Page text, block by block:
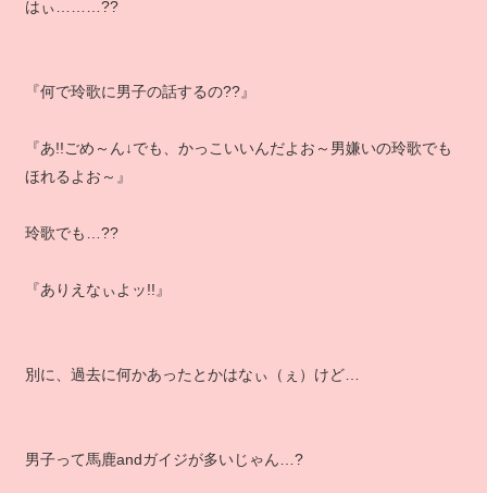
はぃ………??
『何で玲歌に男子の話するの??』
『あ!!ごめ～ん↓でも、かっこいいんだよお～男嫌いの玲歌でも
ほれるよお～』
玲歌でも…??
『ありえなぃよッ!!』
別に、過去に何かあったとかはなぃ（ぇ）けど…
男子って馬鹿andガイジが多いじゃん…?